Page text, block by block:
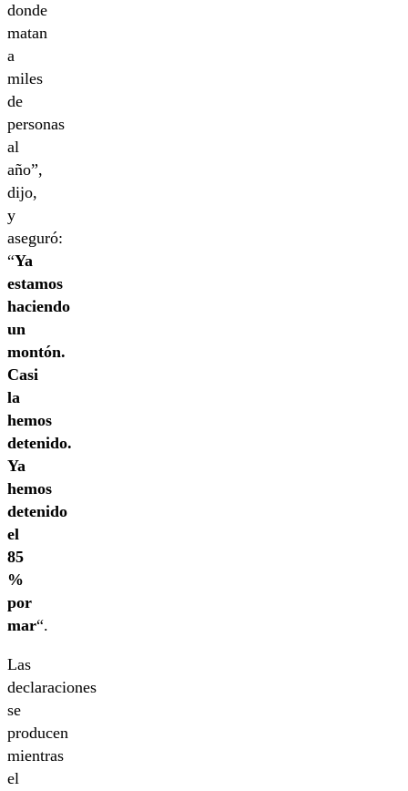
donde
matan
a
miles
de
personas
al
año”,
dijo,
y
aseguró:
“Ya
estamos
haciendo
un
montón.
Casi
la
hemos
detenido.
Ya
hemos
detenido
el
85
%
por
mar“.
Las
declaraciones
se
producen
mientras
el